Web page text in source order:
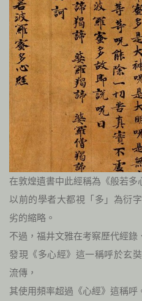
在敦煌遺書中此經稱為《般若多
以前的學者大都視「多」為衍
劣的縮略。
不過，福井文雅在考察歷代經錄
發現《多心經》這一稱呼於玄
流傳，
其使用頻率超過《心經》這稱呼